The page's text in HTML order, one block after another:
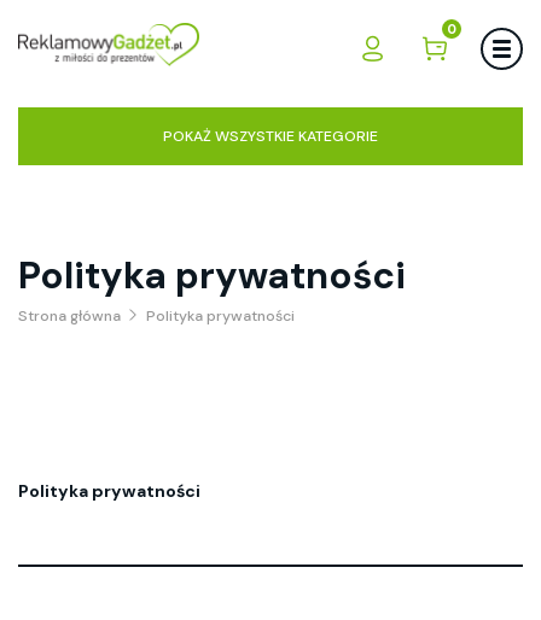
0
POKAŻ WSZYSTKIE KATEGORIE
Polityka prywatności
Strona główna Polityka prywatności
Polityka prywatności